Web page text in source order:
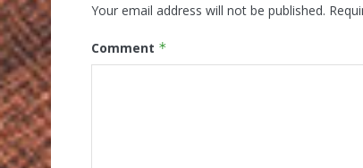
Your email address will not be published.
Comment *